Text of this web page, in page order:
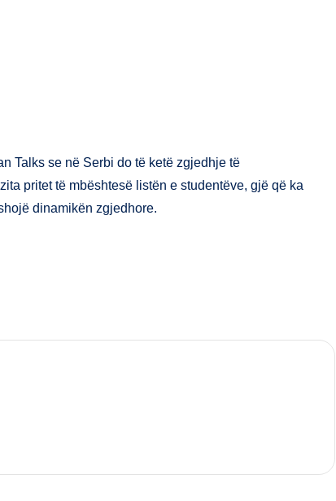
Talks se në Serbi do të ketë zgjedhje të
pritet të mbështesë listën e studentëve, gjë që ka
dinamikën zgjedhore.